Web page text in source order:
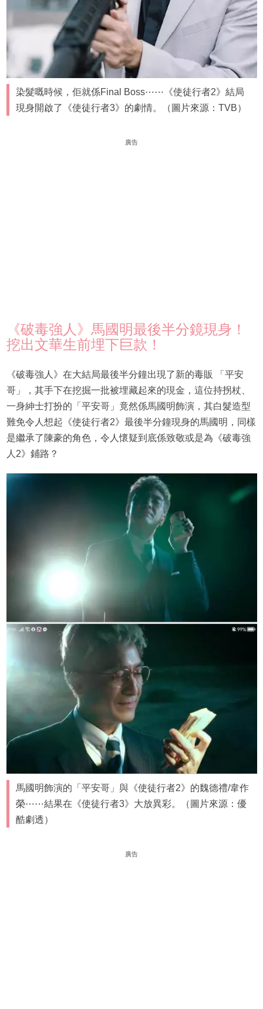
染髮嘅時候，佢就係Final Boss⋯⋯《使徒行者2》結局
現身開啟了《使徒行者3》的劇情。（圖片來源：TVB）
廣告
《破毒強人》馬國明最後半分鏡現身！
挖出文華生前埋下巨款！
《破毒強人》在大結局最後半分鐘出現了新的毒販 「平安
哥」，其手下在挖掘一批被埋藏起來的現金，這位持拐杖、
一身紳士打扮的「平安哥」竟然係馬國明飾演，其白髮造型
難免令人想起《使徒行者2》最後半分鐘現身的馬國明，同樣
是繼承了陳豪的角色，令人懷疑到底係致敬或是為《破毒強
人2》鋪路？
馬國明飾演的「平安哥」與《使徒行者2》的魏德禮/韋作
榮⋯⋯結果在《使徒行者3》大放異彩。（圖片來源：優
酷劇透）
廣告